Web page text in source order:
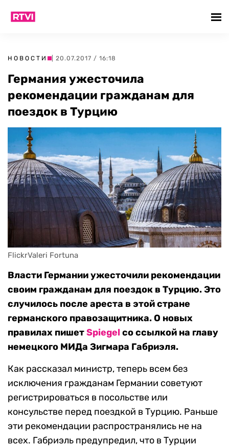
НОВОСТИ | 20.07.2017 / 16:18
Германия ужесточила
рекомендации гражданам для
поездок в Турцию
FlickrValeri Fortuna
Власти Германии ужесточили рекомендации
своим гражданам для поездок в Турцию. Это
случилось после ареста в этой стране
германского правозащитника. О новых
правилах пишетSpiegel со ссылкой на главу
немецкого МИДа Зигмара Габриэля.
Как рассказал министр, теперь всем без
исключения гражданам Германии советуют
регистрироваться в посольстве или
консульстве перед поездкой в Турцию. Раньше
эти рекомендации распространялись не на
всех. Габриэль предупредил, что в Турции